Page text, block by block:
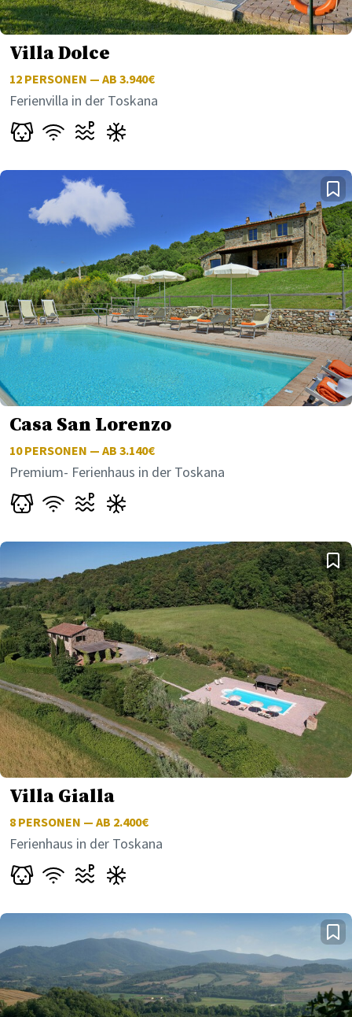
Villa Dolce
12 PERSONEN — AB 3.940€
Ferienvilla in der Toskana
Casa San Lorenzo
10PERSONEN — AB 3.140€
Premium- Ferienhaus in der Toskana
Villa Gialla
8 PERSONEN — AB 2.400€
Ferienhaus in der Toskana